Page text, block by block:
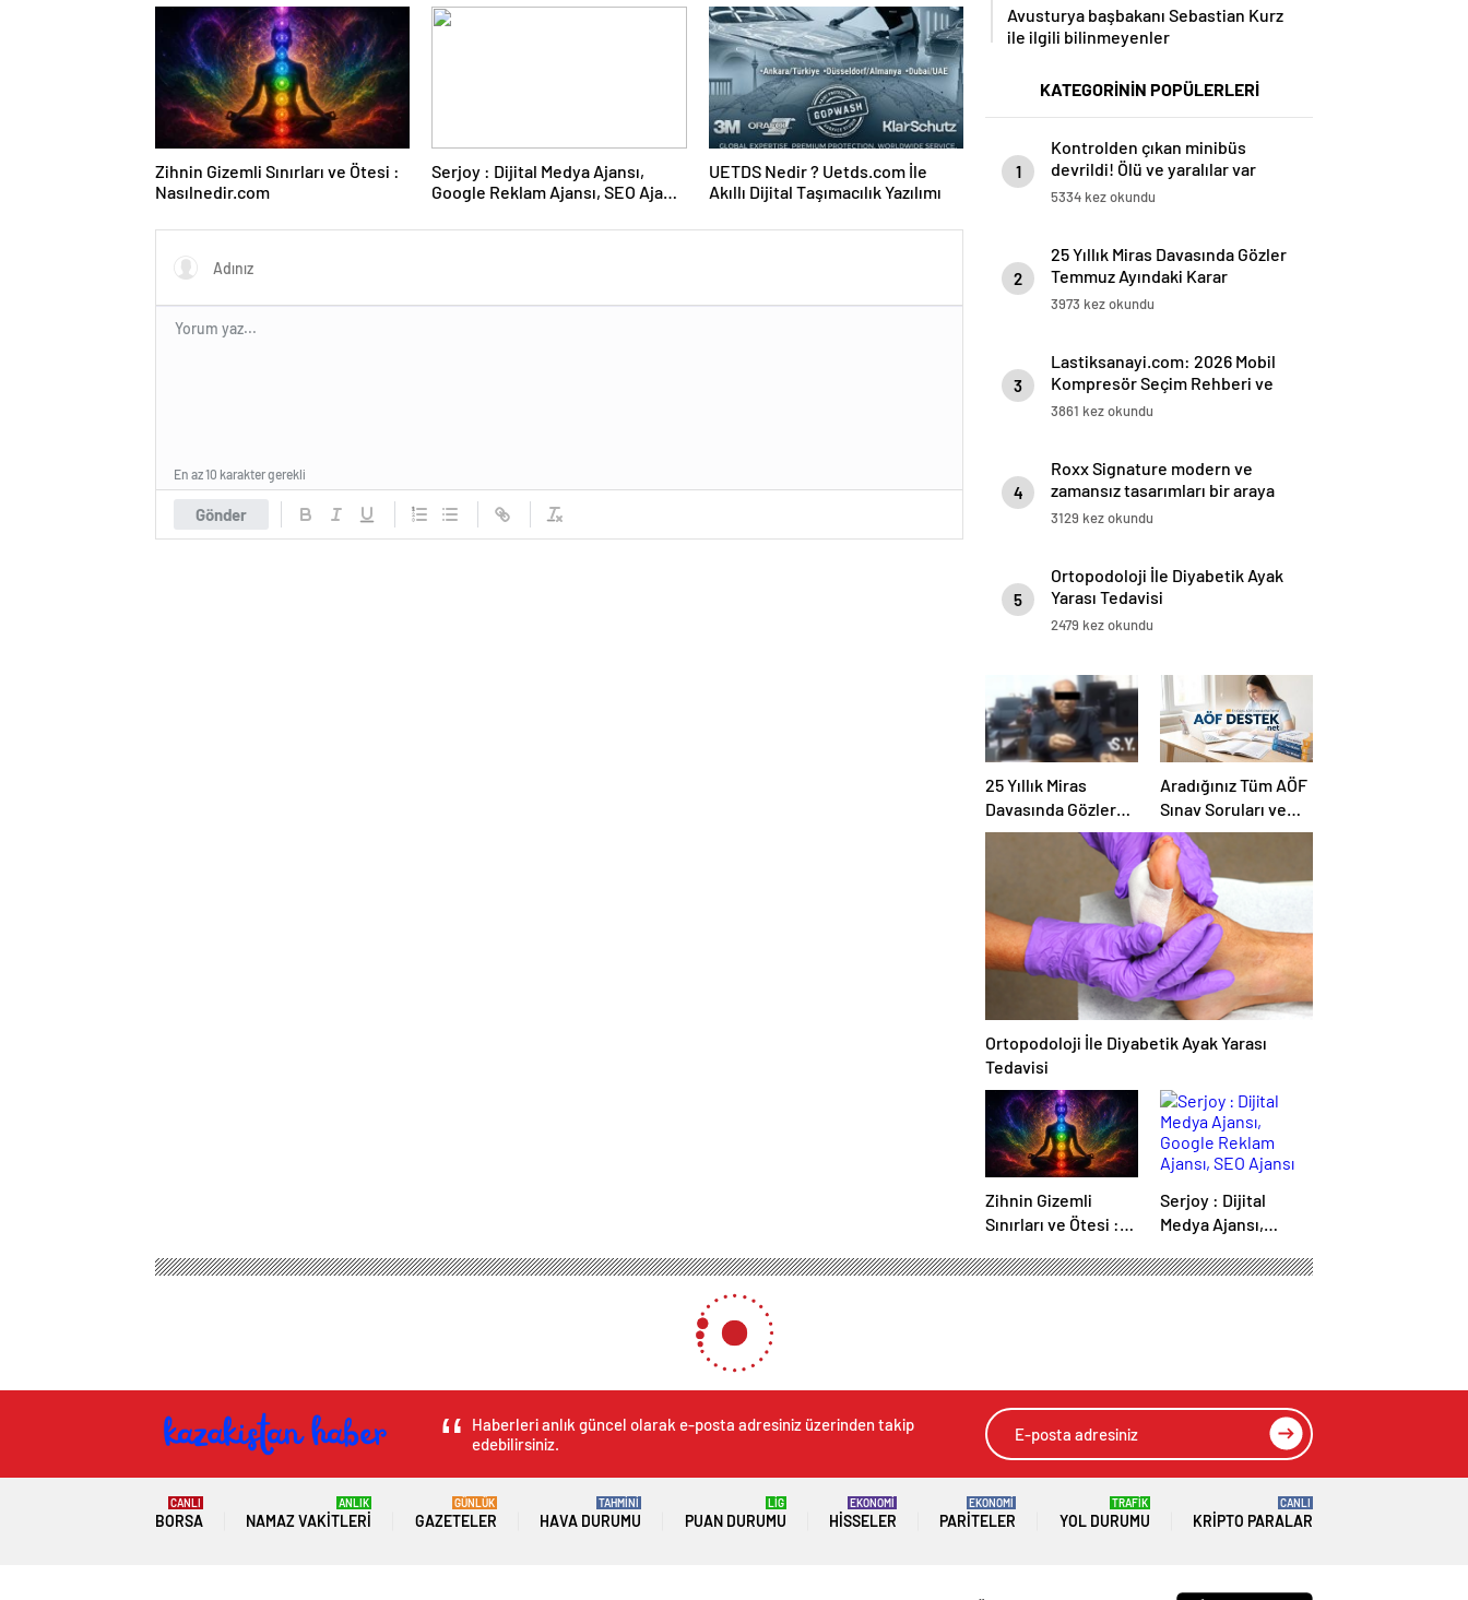
Zihnin Gizemli Sınırları ve Ötesi :
Nasılnedir.com
Serjoy : Dijital Medya Ajansı,
Google Reklam Ajansı, SEO Ajansı
UETDS Nedir ? Uetds.com İle
Akıllı Dijital Taşımacılık Yazılımı
Gönder
En az 10 karakter gerekli
Avusturya başbakanı Sebastian Kurz
ile ilgili bilinmeyenler
KATEGORİNİN POPÜLERLERİ
1
Kontrolden çıkan minibüs
devrildi! Ölü ve yaralılar var
5334 kez okundu
2
25 Yıllık Miras Davasında Gözler
Temmuz Ayındaki Karar
Duruşmasına Çevrildi
3973 kez okundu
3
Lastiksanayi.com: 2026 Mobil
Kompresör Seçim Rehberi ve
Verimlilik Analizi
3861 kez okundu
4
Roxx Signature modern ve
zamansız tasarımları bir araya
getiriyor
3129 kez okundu
5
Ortopodoloji İle Diyabetik Ayak
Yarası Tedavisi
2479 kez okundu
25 Yıllık Miras
Davasında Gözler
Temmuz Ayındaki
Karar Duruşmasına
Aradığınız Tüm AÖF
Sınav Soruları ve
Canlı Açıköğretim
Forumu Burada
Ortopodoloji İle Diyabetik Ayak Yarası
Tedavisi
Zihnin Gizemli
Sınırları ve Ötesi :
Serjoy : Dijital
Medya Ajansı,
Ajansı, SEO Ajansı
Haberleri anlık güncel olarak e-posta adresiniz üzerinden takip
edebilirsiniz.
BORSA
CANLI
NAMAZ VAKITLERI
ANLIK
GAZETELER
GÜNLÜK
HAVA DURUMU
TAHMİNİ
PUAN DURUMU
LİG
HISSELER
EKONOMİ
PARITELER
EKONOMİ
YOL DURUMU
TRAFİK
KRIPTO PARALAR
CANLI